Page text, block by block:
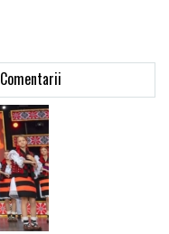
Comentarii